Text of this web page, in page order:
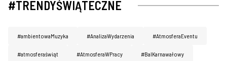
#TRENDYŚWIĄTECZNE
#ambientowaMuzyka #AnalizaWydarzenia #AtmosferaEventu
#atmosferaświąt #AtmosferaWPracy #BalKarnawałowy